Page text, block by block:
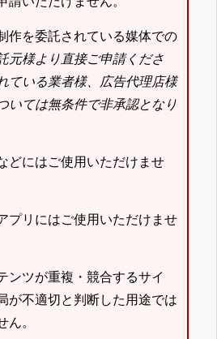
作を委託されている媒体での
元様より直接ご申請くださ
ている業者様、広告代理店様
いては無条件で非承認となり
どにはご使用いただけませ
プリにはご使用いただけませ
ンツが重複・競合するサイ
が不適切と判断した用途では
ん。